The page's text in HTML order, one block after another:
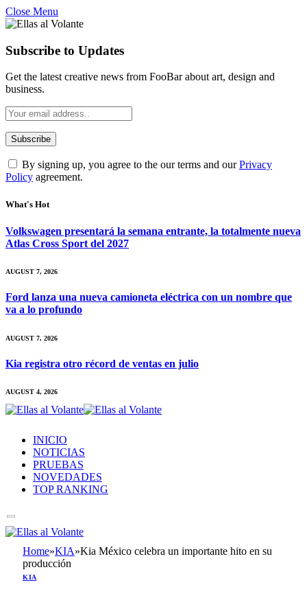
Close Menu
Subscribe to Updates
Get the latest creative news from FooBar about art, design and
business.
By signing up, you agree to the our terms and ourPrivacy
Policy agreement.
What's Hot
Volkswagen presentará la semana entrante, la totalmente nueva
Atlas Cross Sport del 2027
AUGUST 7, 2026
Ford lanza una nueva camioneta eléctrica con un nombre que
va a lo profundo
AUGUST 7, 2026
Kia registra otro récord de ventas en julio
AUGUST 4, 2026
INICIO
NOTICIAS
PRUEBAS
NOVEDADES
TOP RANKING
Home»KIA»Kia México celebra un importante hito en su
producción
KIA